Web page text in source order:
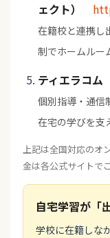
ェクト）
在籍校と連携し
制でホームルー
ティエラコム
個別指導・通信
在宅の学びを支
上記は全国対応のオ
金は各公式サイトで
自宅学習が「
学校に在籍しな